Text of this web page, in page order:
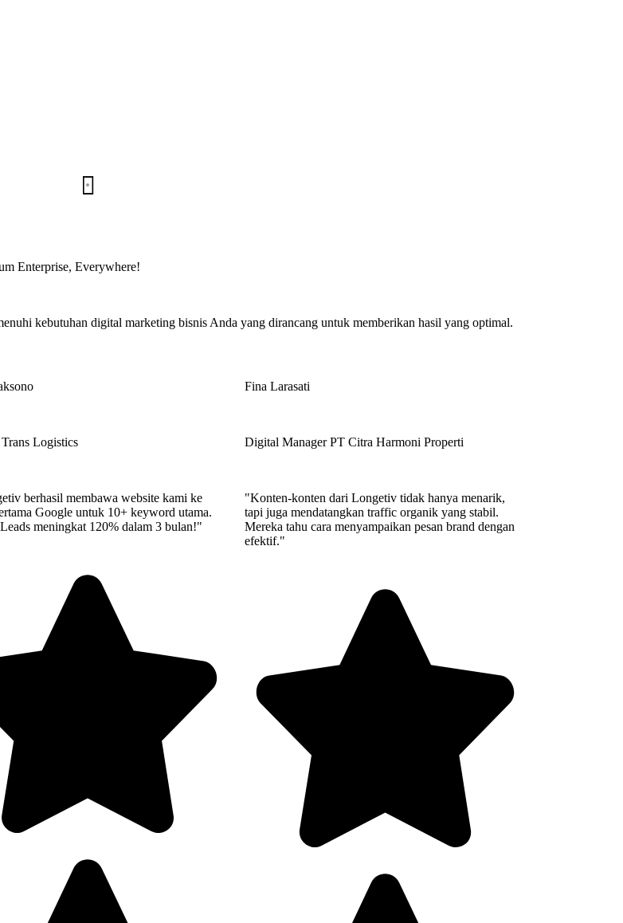
Enterprise, Everywhere!
kebutuhan digital marketing bisnis Anda yang dirancang untuk memberikan hasil yang optimal.
Logistics
berhasil membawa website kami ke
Google untuk 10+ keyword utama.
meningkat 120% dalam 3 bulan!"
Fina Larasati
Digital Manager PT Citra Harmoni Properti
"Konten-konten dari Longetiv tidak hanya menarik,
tapi juga mendatangkan traffic organik yang stabil.
Mereka tahu cara menyampaikan pesan brand dengan
efektif."